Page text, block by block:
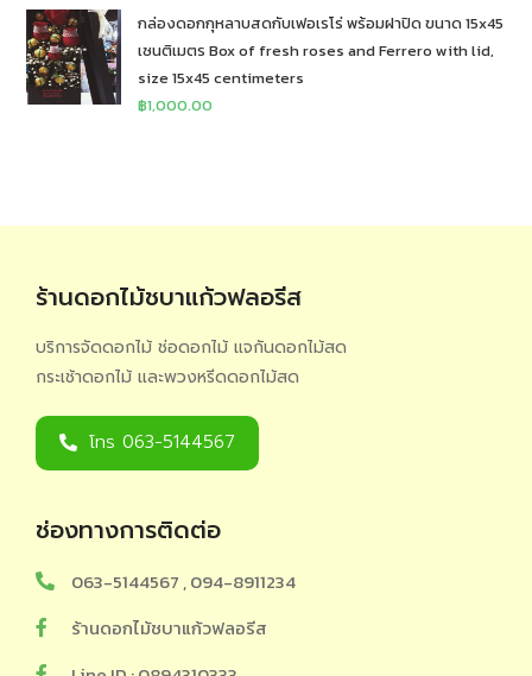
กล่องดอกกุหลาบสดกับเฟอเรโร่ พร้อมฝาปิด ขนาด 15x45
เซนติเมตร Box of fresh roses and Ferrero with lid,
size 15x45 centimeters
฿1,000.00
ร้านดอกไม้ชบาแก้วฟลอรีส
บริการจัดดอกไม้ ช่อดอกไม้ แจกันดอกไม้สด
กระเช้าดอกไม้ และพวงหรีดดอกไม้สด
โทร 063-5144567
ช่องทางการติดต่อ
063-5144567 , 094-8911234
ร้านดอกไม้ชบาแก้วฟลอรีส